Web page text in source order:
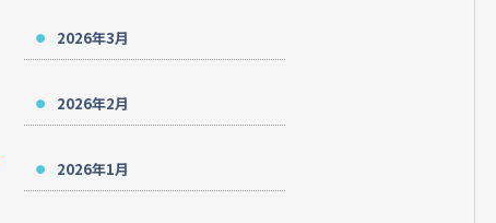
2026年3月
2026年2月
2026年1月